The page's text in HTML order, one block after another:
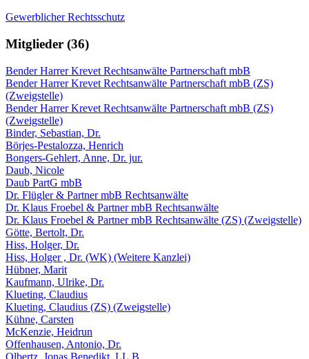
Gewerblicher Rechtsschutz
Mitglieder (36)
Bender Harrer Krevet Rechtsanwälte Partnerschaft mbB
Bender Harrer Krevet Rechtsanwälte Partnerschaft mbB (ZS)
(Zweigstelle)
Bender Harrer Krevet Rechtsanwälte Partnerschaft mbB (ZS)
(Zweigstelle)
Binder, Sebastian, Dr.
Börjes-Pestalozza, Henrich
Bongers-Gehlert, Anne, Dr. jur.
Daub, Nicole
Daub PartG mbB
Dr. Flügler & Partner mbB Rechtsanwälte
Dr. Klaus Froebel & Partner mbB Rechtsanwälte
Dr. Klaus Froebel & Partner mbB Rechtsanwälte (ZS) (Zweigstelle)
Götte, Bertolt, Dr.
Hiss, Holger, Dr.
Hiss, Holger , Dr. (WK) (Weitere Kanzlei)
Hübner, Marit
Kaufmann, Ulrike, Dr.
Klueting, Claudius
Klueting, Claudius (ZS) (Zweigstelle)
Kühne, Carsten
McKenzie, Heidrun
Offenhausen, Antonio, Dr.
Olbertz, Jonas Benedikt, LL.B.